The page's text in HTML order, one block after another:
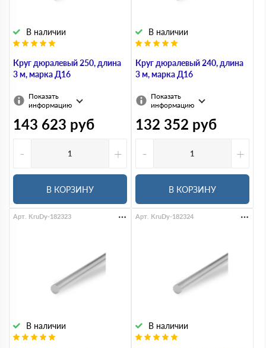
Круг дюралевый 250, длина
3 м, марка Д16
В наличии
Показать
информацию
143 623 руб
-
+
В КОРЗИНУ
Круг дюралевый 240, длина
3 м, марка Д16
В наличии
Показать
информацию
132 352 руб
-
+
В КОРЗИНУ
В наличии
Арт. KruDy-182323
В наличии
Арт. KruDy-182324